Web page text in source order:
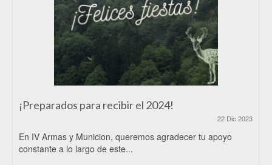
¡Preparados para recibir el 2024!
22 Dic 2023
En IV Armas y Municion, queremos agradecer tu apoyo
constante a lo largo de este...